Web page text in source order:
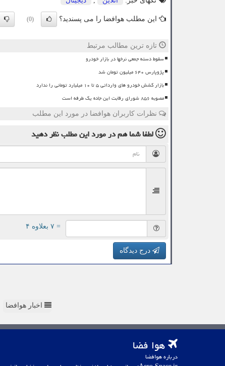
این مطلب هوافضا را می پسندید؟ (0)
تازه ترین مطالب مرتبط
سقوط دسته جمعی نرخها در بازار خودرو
پژوپارس ۶۴۰ میلیون تومان شد
بازار کشش خودرو های وارداتی ۵ تا ۱۰ میلیارد تومانی را ندارد
مصوبه ۸۵۶ شورای رقابت این جاده یک طرفه است
نظرات کاربران هوافضا در مورد این مطلب
لطفا شما همدر مورد این مطلبنظر دهید
= ۷ بعلاوه ۴
درج دیدگاه
اخبار هوافضا
هوا فضا
درباره هوافضا